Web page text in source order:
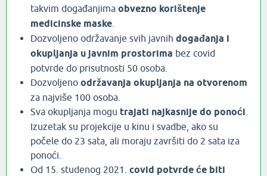
takvim događanjima obvezno korištenje
medicinske maske
Dozvoljeno održavanje svih javnih događanja i
okupljanja u javnim prostorima bez covid
potvrde do prisutnosti 50 osoba.
Dozvoljeno održavanja okupljanja na otvorenom
za najviše 100 osoba.
Sva okupljanja mogu trajati najkasnije do ponoći
Izuzetak su projekcije u kinu i svadbe, ako su
počele do 23 sata, ali moraju završiti do 2 sata iza
ponoći.
Od 15. studenog 2021. covid potvrde će biti